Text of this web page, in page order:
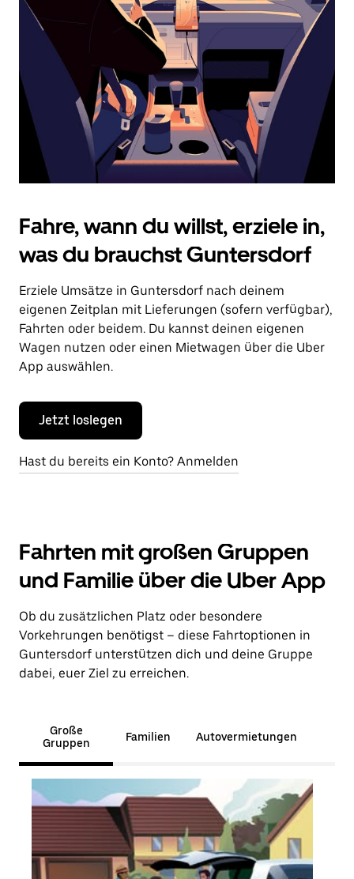
Drücke
die
Escape-
Taste,
den
Kalender
zu
schließen.
Fahre, wann du willst, erziele in,
was du brauchst Guntersdorf
Erziele Umsätze in Guntersdorf nach deinem
eigenen Zeitplan mit Lieferungen (sofern verfügbar),
Fahrten oder beidem. Du kannst deinen eigenen
Wagen nutzen oder einen Mietwagen über die Uber
App auswählen.
Jetzt loslegen
Hast du bereits ein Konto? Anmelden
Fahrten mit großen Gruppen
und Familie über die Uber App
Ob du zusätzlichen Platz oder besondere
Vorkehrungen benötigst – diese Fahrtoptionen in
Guntersdorf unterstützen dich und deine Gruppe
dabei, euer Ziel zu erreichen.
Große
Gruppen
Familien Autovermietungen